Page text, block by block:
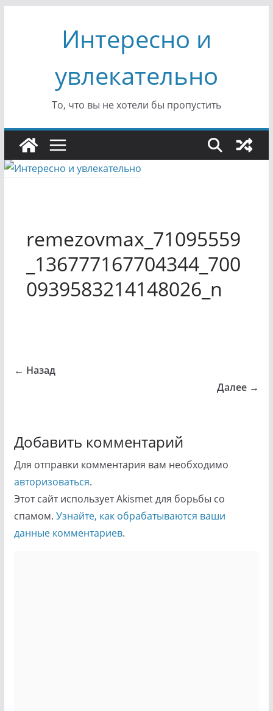
содержимомуИнтересно и
увлекательно
То, что вы не хотели бы пропустить
remezovmax_71095559
_136777167704344_700
0939583214148026_n
← Назад
Далее →
Добавить комментарий
Для отправки комментария вам необходимо
авторизоваться.
Этот сайт использует Akismet для борьбы со
спамом. Узнайте, как обрабатываются ваши
данные комментариев.